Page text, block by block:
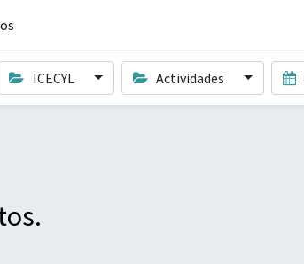
ICECYL Actividades